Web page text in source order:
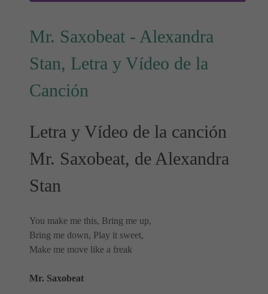
Mr. Saxobeat - Alexandra
Stan, Letra y Vídeo de la
Canción
Letra y Vídeo de la canción
Mr. Saxobeat, de Alexandra
Stan
You make me this, Bring me up,
Bring me down, Play it sweet,
Make me move like a freak
Mr. Saxobeat